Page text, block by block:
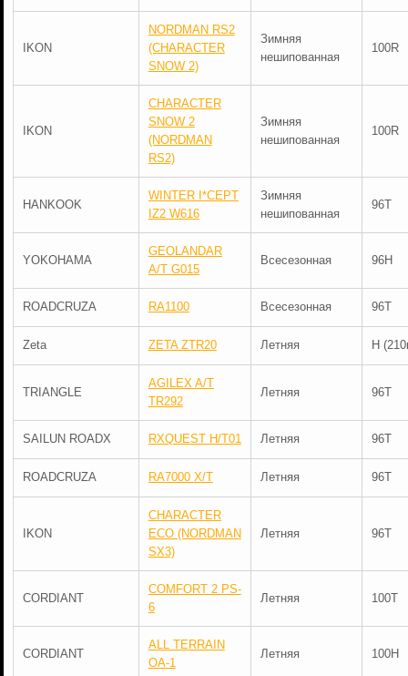
IKON
NORDMAN RS2
(CHARACTER
SNOW 2)
Зимняя
нешипованная
100R
IKON
CHARACTER
SNOW 2
(NORDMAN
RS2)
Зимняя
нешипованная
100R
HANKOOK
WINTER I*CEPT
IZ2 W616
Зимняя
нешипованная
96T
YOKOHAMA
GEOLANDAR
A/T G015
Всесезонная 96H
ROADCRUZA RA1100 Всесезонная 96T
Zeta ZETA ZTR20 Летняя H
TRIANGLE
AGILEX A/T
TR292
Летняя 96T
SAILUN ROADX RXQUEST H/T01 Летняя 96T
ROADCRUZA RA7000 X/T Летняя 96T
IKON
CHARACTER
ECO (NORDMAN
SX3)
Летняя 96T
CORDIANT
COMFORT 2 PS-
6
Летняя 100T
CORDIANT
ALL TERRAIN
OA-1
Летняя 100H